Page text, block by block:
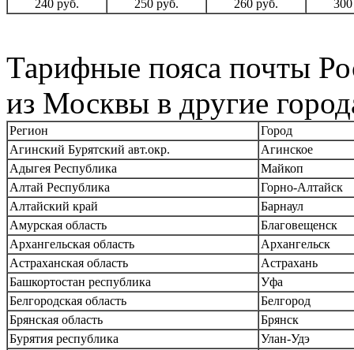
240 руб. 250 руб. 260 руб.
Тарифные пояса почты
из Москвы в другие
Регион
Город
Агинский Бурятский авт.окр.
Агинское
Адыгея Республика
Майкоп
Алтай Республика
Горно-Алтайск
Алтайский край
Барнаул
Амурская область
Благовещенск
Архангельская область
Архангельск
Астраханская область
Астрахань
Башкортостан республика
Уфа
Белгородская область
Белгород
Брянская область
Брянск
Бурятия республика
Улан-Удэ